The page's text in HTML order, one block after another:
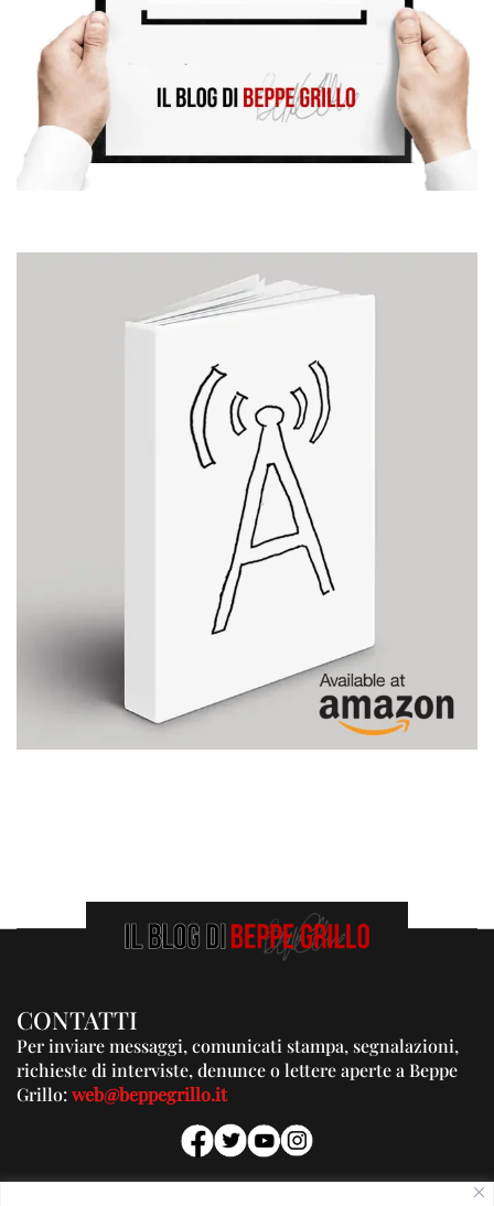
CONTATTI
Per inviare messaggi, comunicati stampa, segnalazioni,
richieste di interviste, denunce o lettere aperte a Beppe
Grillo:web@beppegrillo.it